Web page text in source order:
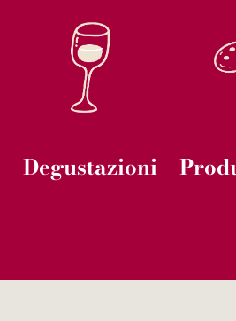
Degustazioni